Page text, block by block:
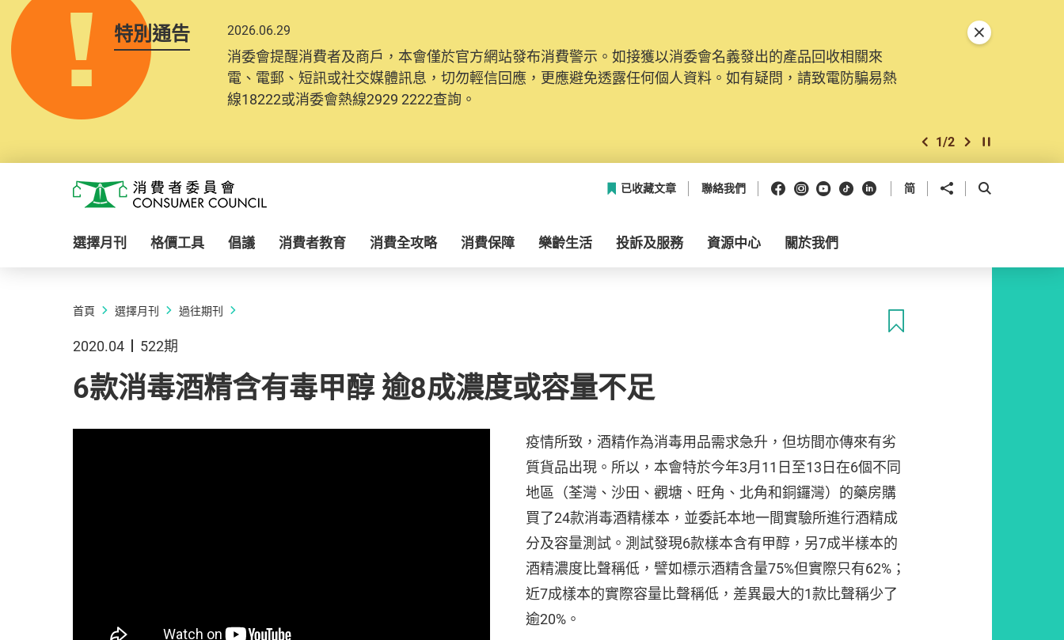
特別通告 2026.06.29
消委會提醒消費者及商戶，本會僅於官方網站發布消費警示。如接獲以消委會名義發出的產品回收相關來
電、電郵、短訊或社交媒體訊息，切勿輕信回應，更應避免透露任何個人資料。如有疑問，請致電防騙易熱
線18222或消委會熱線2929 2222查詢。
上一個
1/2 下一個開始/暫停幻燈
關閉特別通告
消費者委員會
已收藏文章 聯絡我們 Facebook
Instagram
Youtube
抖音領英 简 分享到 開啟搜尋框
選擇月刊 格價工具 倡議 消費者教育 消費全攻略 消費保障 樂齡生活 投訴及服務 資源中心 關於我們
首頁 選擇月刊 過往期刊
2020.04 522期
6款消毒酒精含有毒甲醇 逾8成濃度或容量不足
疫情所致，酒精作為消毒用品需求急升，但坊間亦傳來有劣
質貨品出現。所以，本會特於今年3月11日至13日在6個不同
地區（荃灣、沙田、觀塘、旺角、北角和銅鑼灣）的藥房購
買了24款消毒酒精樣本，並委託本地一間實驗所進行酒精成
分及容量測試。測試發現6款樣本含有甲醇，另7成半樣本的
酒精濃度比聲稱低，譬如標示酒精含量75%但實際只有62%；
近7成樣本的實際容量比聲稱低，差異最大的1款比聲稱少了
逾20%。